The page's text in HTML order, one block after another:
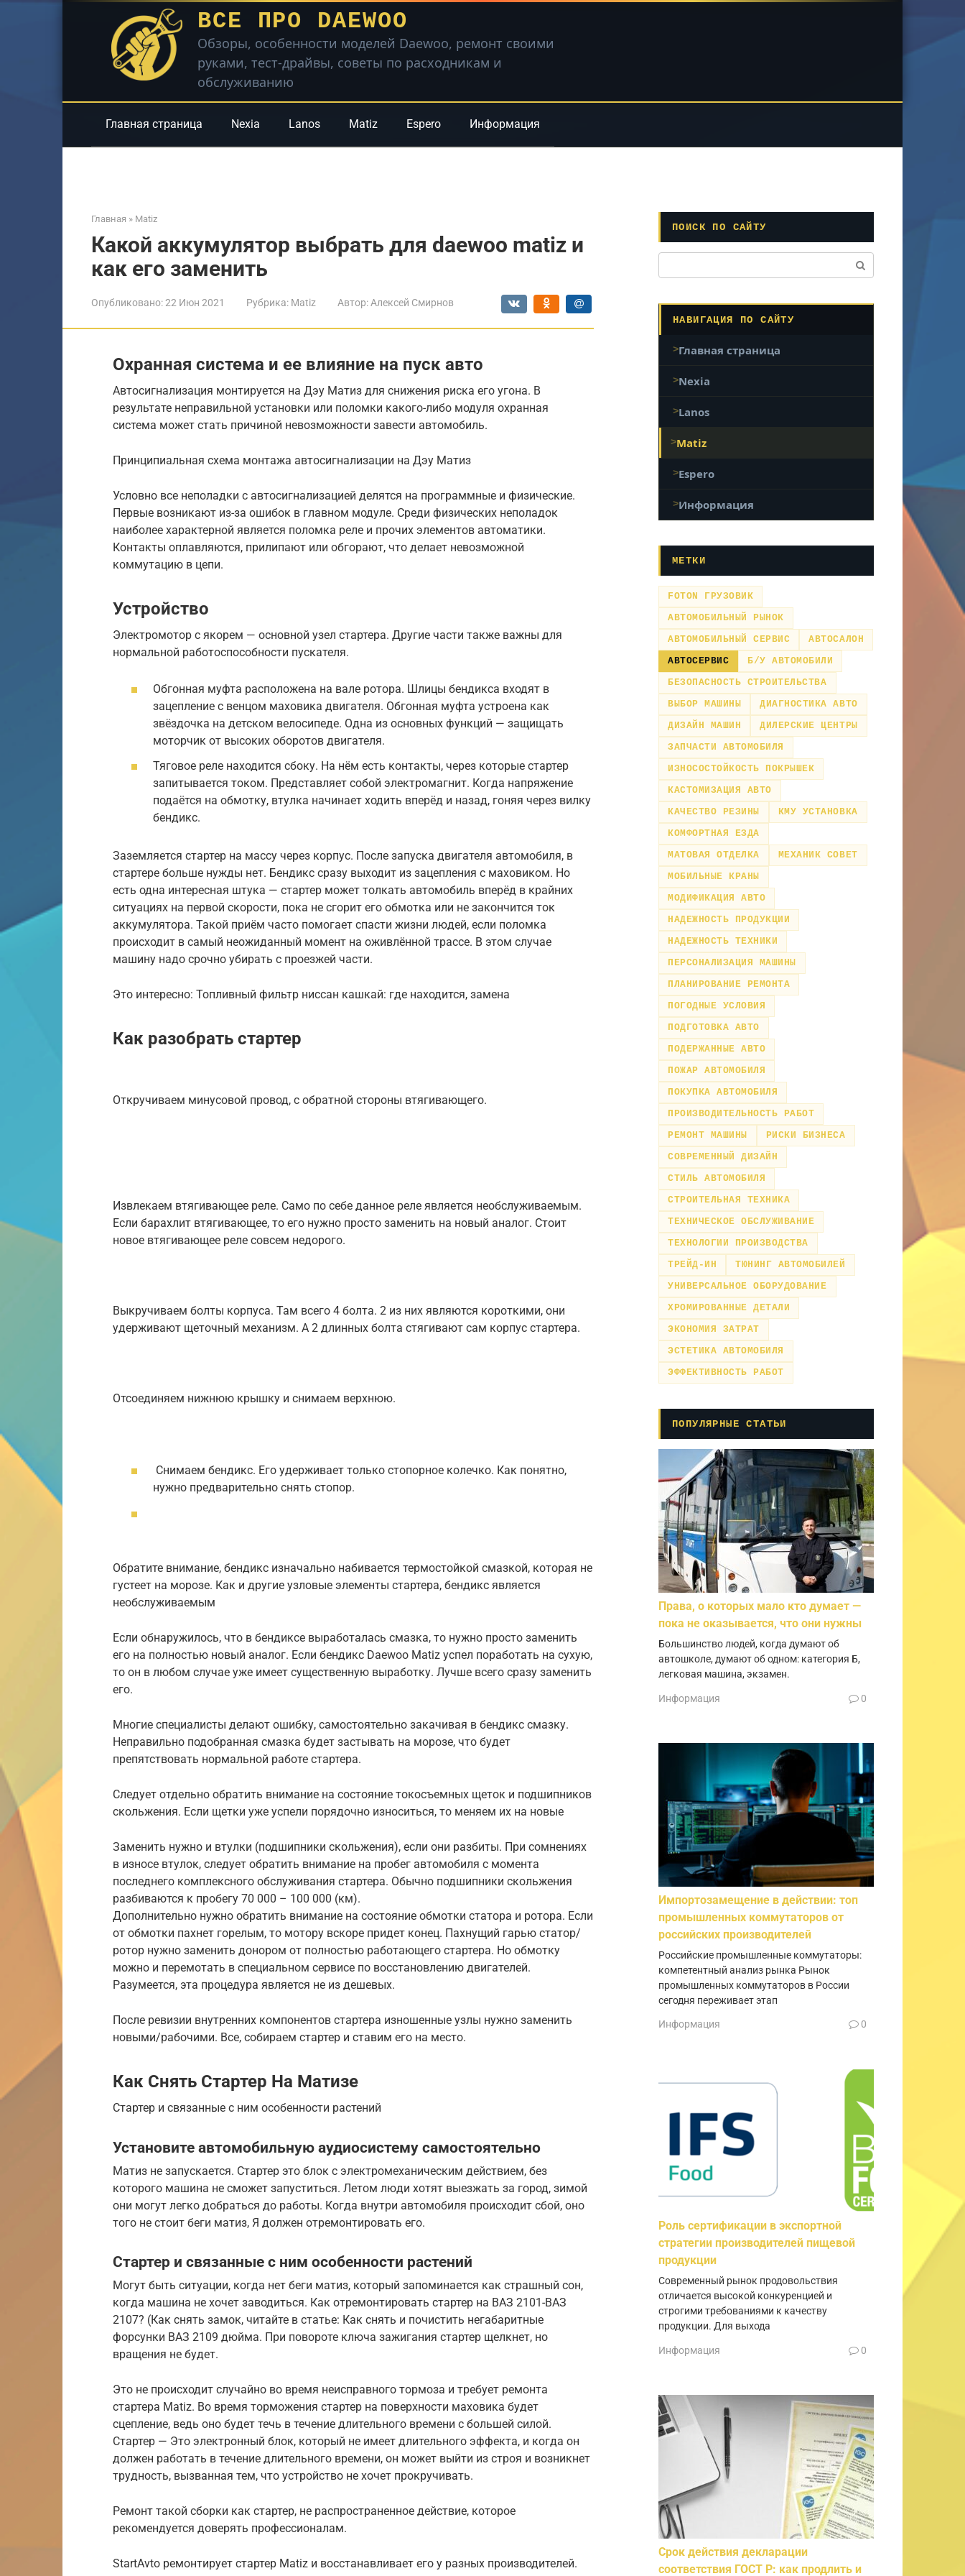
ВСЕ ПРО DAEWOO
Обзоры, особенности моделей Daewoo, ремонт своими
руками, тест-драйвы, советы по расходникам и
обслуживанию
Главная страница Nexia Lanos Matiz Espero Информация
Главная » Matiz
Какой аккумулятор выбрать для daewoo matiz и
как его заменить
Опубликовано:22 Июн 2021 Рубрика: Matiz Автор: Алексей Смирнов
Охранная система и ее влияние на пуск авто
Автосигнализация монтируется на Дэу Матиз для снижения риска его угона. В
результате неправильной установки или поломки какого-либо модуля охранная
система может стать причиной невозможности завести автомобиль.
Принципиальная схема монтажа автосигнализации на Дэу Матиз
Условно все неполадки с автосигнализацией делятся на программные и физические.
Первые возникают из-за ошибок в главном модуле. Среди физических неполадок
наиболее характерной является поломка реле и прочих элементов автоматики.
Контакты оплавляются, прилипают или обгорают, что делает невозможной
коммутацию в цепи.
Устройство
Электромотор с якорем — основной узел стартера. Другие части также важны для
нормальной работоспособности пускателя.
Обгонная муфта расположена на вале ротора. Шлицы бендикса входят в
зацепление с венцом маховика двигателя. Обгонная муфта устроена как
звёздочка на детском велосипеде. Одна из основных функций — защищать
моторчик от высоких оборотов двигателя.
Тяговое реле находится сбоку. На нём есть контакты, через которые стартер
запитывается током. Представляет собой электромагнит. Когда напряжение
подаётся на обмотку, втулка начинает ходить вперёд и назад, гоняя через вилку
бендикс.
Заземляется стартер на массу через корпус. После запуска двигателя автомобиля, в
стартере больше нужды нет. Бендикс сразу выходит из зацепления с маховиком. Но
есть одна интересная штука — стартер может толкать автомобиль вперёд в крайних
ситуациях на первой скорости, пока не сгорит его обмотка или не закончится ток
аккумулятора. Такой приём часто помогает спасти жизни людей, если поломка
происходит в самый неожиданный момент на оживлённой трассе. В этом случае
машину надо срочно убирать с проезжей части.
Это интересно: Топливный фильтр ниссан кашкай: где находится, замена
Как разобрать стартер
Откручиваем минусовой провод, с обратной стороны втягивающего.
Извлекаем втягивающее реле. Само по себе данное реле является необслуживаемым.
Если барахлит втягивающее, то его нужно просто заменить на новый аналог. Стоит
новое втягивающее реле совсем недорого.
Выкручиваем болты корпуса. Там всего 4 болта. 2 из них являются короткими, они
удерживают щеточный механизм. А 2 длинных болта стягивают сам корпус стартера.
Отсоединяем нижнюю крышку и снимаем верхнюю.
Снимаем бендикс. Его удерживает только стопорное колечко. Как понятно,
нужно предварительно снять стопор.
Обратите внимание, бендикс изначально набивается термостойкой смазкой, которая не
густеет на морозе. Как и другие узловые элементы стартера, бендикс является
необслуживаемым
Если обнаружилось, что в бендиксе выработалась смазка, то нужно просто заменить
его на полностью новый аналог. Если бендикс Daewoo Matiz успел поработать на сухую,
то он в любом случае уже имеет существенную выработку. Лучше всего сразу заменить
его.
Многие специалисты делают ошибку, самостоятельно закачивая в бендикс смазку.
Неправильно подобранная смазка будет застывать на морозе, что будет
препятствовать нормальной работе стартера.
Следует отдельно обратить внимание на состояние токосъемных щеток и подшипников
скольжения. Если щетки уже успели порядочно износиться, то меняем их на новые
Заменить нужно и втулки (подшипники скольжения), если они разбиты. При сомнениях
в износе втулок, следует обратить внимание на пробег автомобиля с момента
последнего комплексного обслуживания стартера. Обычно подшипники скольжения
разбиваются к пробегу 70 000 – 100 000 (км).
Дополнительно нужно обратить внимание на состояние обмотки статора и ротора. Если
от обмотки пахнет горелым, то мотору вскоре придет конец. Пахнущий гарью статор/
ротор нужно заменить донором от полностью работающего стартера. Но обмотку
можно и перемотать в специальном сервисе по восстановлению двигателей.
Разумеется, эта процедура является не из дешевых.
После ревизии внутренних компонентов стартера изношенные узлы нужно заменить
новыми/рабочими. Все, собираем стартер и ставим его на место.
Как Снять Стартер На Матизе
Стартер и связанные с ним особенности растений
Установите автомобильную аудиосистему самостоятельно
Матиз не запускается. Стартер это блок с электромеханическим действием, без
которого машина не сможет запуститься. Летом люди хотят выезжать за город, зимой
они могут легко добраться до работы. Когда внутри автомобиля происходит сбой, оно
того не стоит беги матиз, Я должен отремонтировать его.
Стартер и связанные с ним особенности растений
Могут быть ситуации, когда нет беги матиз, который запоминается как страшный сон,
когда машина не хочет заводиться. Как отремонтировать стартер на ВАЗ 2101-ВАЗ
2107? (Как снять замок, читайте в статье: Как снять и почистить негабаритные
форсунки ВАЗ 2109 дюйма. При повороте ключа зажигания стартер щелкнет, но
вращения не будет.
Это не происходит случайно во время неисправного тормоза и требует ремонта
стартера Matiz. Во время торможения стартер на поверхности маховика будет
сцепление, ведь оно будет течь в течение длительного времени с большей силой.
Стартер — Это электронный блок, который не имеет длительного эффекта, и когда он
должен работать в течение длительного времени, он может выйти из строя и возникнет
трудность, вызванная тем, что устройство не хочет прокручивать.
Ремонт такой сборки как стартер, не распространенное действие, которое
рекомендуется доверять профессионалам.
StartAvto ремонтирует стартер Matiz и восстанавливает его у разных производителей.
ПОИСК ПО САЙТУ
НАВИГАЦИЯ ПО САЙТУ
Главная страница
Nexia
Lanos
Matiz
Espero
Информация
МЕТКИ
FOTON ГРУЗОВИК
АВТОМОБИЛЬНЫЙ РЫНОК
АВТОМОБИЛЬНЫЙ СЕРВИС
АВТОСАЛОН
АВТОСЕРВИС
Б/У АВТОМОБИЛИ
БЕЗОПАСНОСТЬ СТРОИТЕЛЬСТВА
ВЫБОР МАШИНЫ
ДИАГНОСТИКА АВТО
ДИЗАЙН МАШИН
ДИЛЕРСКИЕ ЦЕНТРЫ
ЗАПЧАСТИ АВТОМОБИЛЯ
ИЗНОСОСТОЙКОСТЬ ПОКРЫШЕК
КАСТОМИЗАЦИЯ АВТО
КАЧЕСТВО РЕЗИНЫ
КМУ УСТАНОВКА
КОМФОРТНАЯ ЕЗДА
МАТОВАЯ ОТДЕЛКА
МЕХАНИК СОВЕТ
МОБИЛЬНЫЕ КРАНЫ
МОДИФИКАЦИЯ АВТО
НАДЕЖНОСТЬ ПРОДУКЦИИ
НАДЕЖНОСТЬ ТЕХНИКИ
ПЕРСОНАЛИЗАЦИЯ МАШИНЫ
ПЛАНИРОВАНИЕ РЕМОНТА
ПОГОДНЫЕ УСЛОВИЯ
ПОДГОТОВКА АВТО
ПОДЕРЖАННЫЕ АВТО
ПОЖАР АВТОМОБИЛЯ
ПОКУПКА АВТОМОБИЛЯ
ПРОИЗВОДИТЕЛЬНОСТЬ РАБОТ
РЕМОНТ МАШИНЫ
РИСКИ БИЗНЕСА
СОВРЕМЕННЫЙ ДИЗАЙН
СТИЛЬ АВТОМОБИЛЯ
СТРОИТЕЛЬНАЯ ТЕХНИКА
ТЕХНИЧЕСКОЕ ОБСЛУЖИВАНИЕ
ТЕХНОЛОГИИ ПРОИЗВОДСТВА
ТРЕЙД-ИН
ТЮНИНГ АВТОМОБИЛЕЙ
УНИВЕРСАЛЬНОЕ ОБОРУДОВАНИЕ
ХРОМИРОВАННЫЕ ДЕТАЛИ
ЭКОНОМИЯ ЗАТРАТ
ЭСТЕТИКА АВТОМОБИЛЯ
ЭФФЕКТИВНОСТЬ РАБОТ
ПОПУЛЯРНЫЕ СТАТЬИ
Права, о которых мало кто думает —
пока не оказывается, что они нужны
Большинство людей, когда думают об
автошколе, думают об одном: категория Б,
легковая машина, экзамен.
Информация 0
Импортозамещение в действии: топ
промышленных коммутаторов от
российских производителей
Российские промышленные коммутаторы:
компетентный анализ рынка Рынок
промышленных коммутаторов в России
сегодня переживает этап
Информация 0
Роль сертификации в экспортной
стратегии производителей пищевой
продукции
Современный рынок продовольствия
отличается высокой конкуренцией и
строгими требованиями к качеству
продукции. Для выхода
Информация 0
Срок действия декларации
соответствия ГОСТ Р: как продлить и